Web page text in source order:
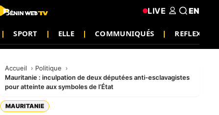
SPORT ELLE COMMUNIQUÉS REFLEXION
LIVE EN
Accueil
Politique
Mauritanie : inculpation de deux députées anti-esclavagistes
pour atteinte aux symboles de l’État
MAURITANIE